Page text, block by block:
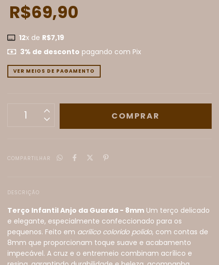
R$69,90
12x de R$7,19
3% de desconto pagando com Pix
VER MEIOS DE PAGAMENTO
COMPARTILHAR
DESCRIÇÃO
Terço Infantil Anjo da Guarda - 8mm Um terço delicado
e elegante, especialmente confeccionado para os
pequenos. Feito em acrílico colorido polido, com contas de
8mm que proporcionam toque suave e acabamento
impecável. A cruz e o entremeio combinam acrílico e